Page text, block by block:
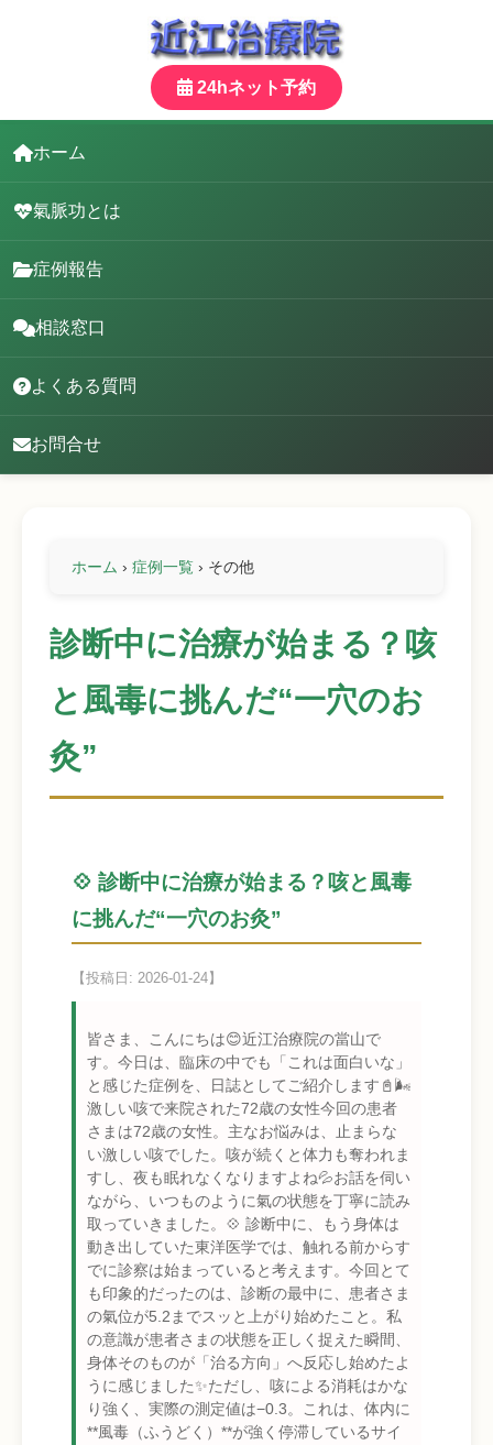
24hネット予約
ホーム
氣脈功とは
症例報告
相談窓口
よくある質問
お問合せ
ホーム › 症例一覧 › その他
診断中に治療が始まる？咳
と風毒に挑んだ“一穴のお
灸”
💠 診断中に治療が始まる？咳と風毒
に挑んだ“一穴のお灸”
【投稿日: 2026-01-24】
皆さま、こんにちは😊近江治療院の當山で
す。今日は、臨床の中でも「これは面白いな」
と感じた症例を、日誌としてご紹介します📓🌬
激しい咳で来院された72歳の女性今回の患者
さまは72歳の女性。主なお悩みは、止まらな
い激しい咳でした。咳が続くと体力も奪われま
すし、夜も眠れなくなりますよね💦お話を伺い
ながら、いつものように氣の状態を丁寧に読み
取っていきました。💠 診断中に、もう身体は
動き出していた東洋医学では、触れる前からす
でに診察は始まっていると考えます。今回とて
も印象的だったのは、診断の最中に、患者さま
の氣位が5.2までスッと上がり始めたこと。私
の意識が患者さまの状態を正しく捉えた瞬間、
身体そのものが「治る方向」へ反応し始めたよ
うに感じました✨ただし、咳による消耗はかな
り強く、実際の測定値は−0.3。これは、体内に
**風毒（ふうどく）**が強く停滞しているサイ